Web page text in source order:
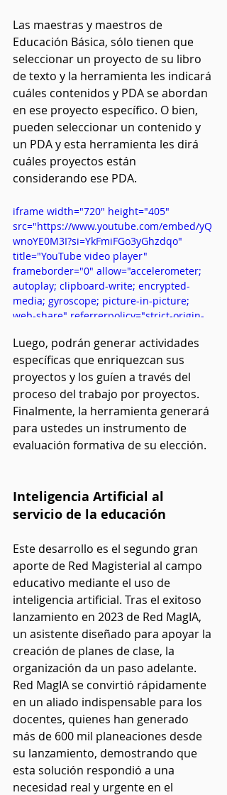
Las maestras y maestros de
Educación Básica, sólo tienen que
seleccionar un proyecto de su libro
de texto y la herramienta les indicará
cuáles contenidos y PDA se abordan
en ese proyecto específico. O bien,
pueden seleccionar un contenido y
un PDA y esta herramienta les dirá
cuáles proyectos están
considerando ese PDA.
iframe width="720" height="405"
src="https://www.youtube.com/embed/yQ
wnoYE0M3I?si=YkFmiFGo3yGhzdqo"
title="YouTube video player"
frameborder="0" allow="accelerometer;
autoplay; clipboard-write; encrypted-
media; gyroscope; picture-in-picture;
web-share" referrerpolicy="strict-origin-
</iframe
Luego, podrán generar actividades
específicas que enriquezcan sus
proyectos y los guíen a través del
proceso del trabajo por proyectos.
Finalmente, la herramienta generará
para ustedes un instrumento de
evaluación formativa de su elección.
Inteligencia Artificial al
servicio de la educación
Este desarrollo es el segundo gran
aporte de Red Magisterial al campo
educativo mediante el uso de
inteligencia artificial. Tras el exitoso
lanzamiento en 2023 de Red MagIA,
un asistente diseñado para apoyar la
creación de planes de clase, la
organización da un paso adelante.
Red MagIA se convirtió rápidamente
en un aliado indispensable para los
docentes, quienes han generado
más de 600 mil planeaciones desde
su lanzamiento, demostrando que
esta solución respondió a una
necesidad real y urgente en el